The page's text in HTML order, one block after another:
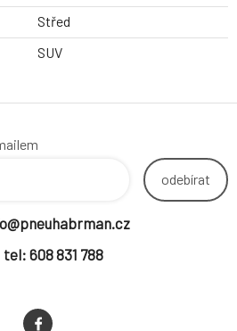
Střed
SUV
odebírat
tel: 608 831 788